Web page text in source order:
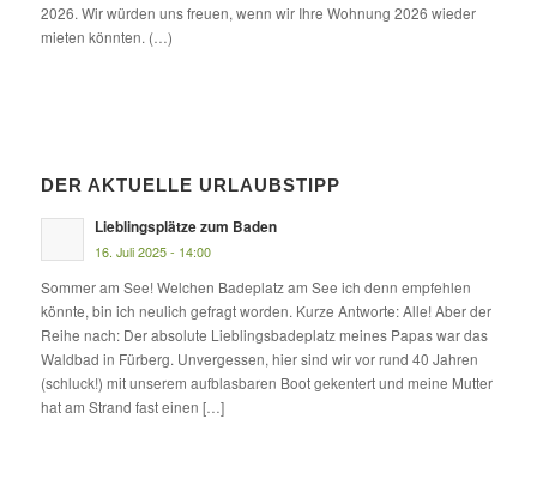
2026. Wir würden uns freuen, wenn wir Ihre Wohnung 2026 wieder
mieten könnten. (…)
DER AKTUELLE URLAUBSTIPP
Lieblingsplätze zum Baden
16. Juli 2025 - 14:00
Sommer am See! Welchen Badeplatz am See ich denn empfehlen
könnte, bin ich neulich gefragt worden. Kurze Antworte: Alle! Aber der
Reihe nach: Der absolute Lieblingsbadeplatz meines Papas war das
Waldbad in Fürberg. Unvergessen, hier sind wir vor rund 40 Jahren
(schluck!) mit unserem aufblasbaren Boot gekentert und meine Mutter
hat am Strand fast einen […]